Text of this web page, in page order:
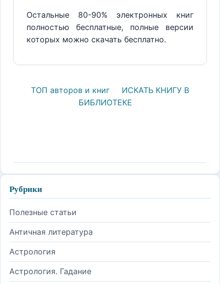
Остальные 80-90% электронных книг
полностью бесплатные, полные версии
которых можно скачать бесплатно.
ТОП авторов и книг
ИСКАТЬ КНИГУ В
БИБЛИОТЕКЕ
Рубрики
Полезные статьи
Античная литература
Астрология
Астрология. Гадание